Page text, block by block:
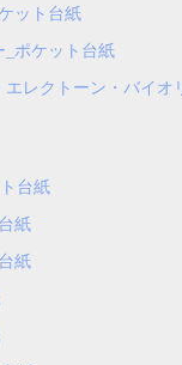
ット台紙
_ポケット台紙
レクトーン・バイオ
台紙
紙
紙